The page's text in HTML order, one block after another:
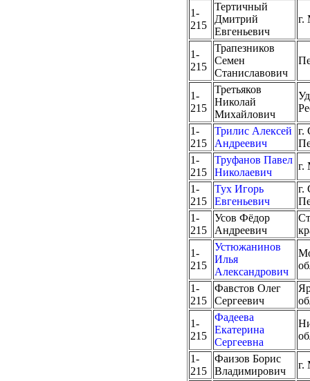
1-
215
Тертичный
Дмитрий
Евгеньевич
г.
1-
215
Трапезников
Семен
Станиславович
1-
215
Третьяков
Николай
Михайлович
1-
215
Трилис Алексей
Андреевич
г.
1-
215
Труфанов Павел
Николаевич
г.
1-
215
Тух Игорь
Евгеньевич
г.
1-
215
Усов Фёдор
Андреевич
1-
215
Устюжанинов
Илья
Александрович
1-
215
Фавстов Олег
Сергеевич
1-
215
Фадеева
Екатерина
Сергеевна
1-
215
Фаизов Борис
Владимирович
г.